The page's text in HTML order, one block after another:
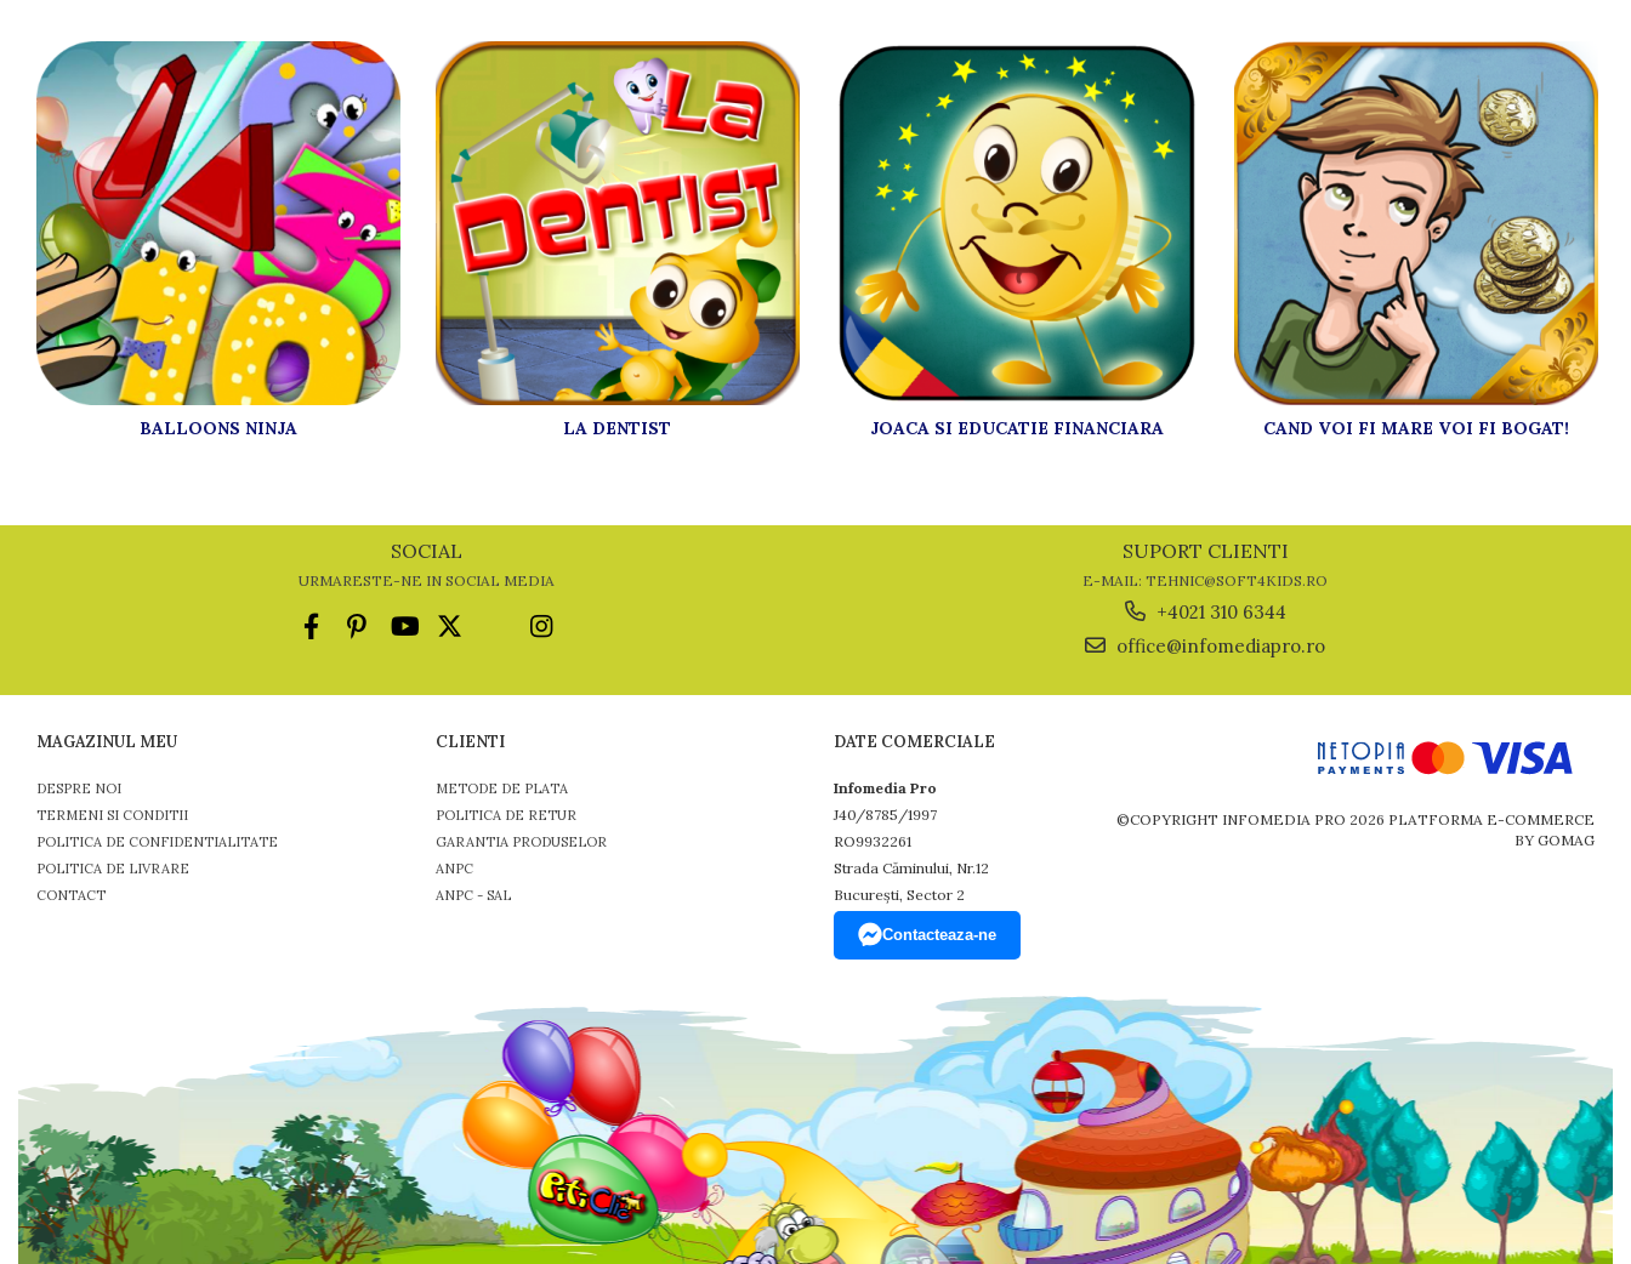
BALLOONS NINJA LA DENTIST JOACA SI EDUCATIE FINANCIARA CAND VOI FI MARE VOI FI BOGAT!
SOCIAL
URMARESTE-NE IN SOCIAL MEDIA
SUPORT CLIENTI
E-MAIL: TEHNIC@SOFT4KIDS.RO
+4021 310 6344
office@infomediapro.ro
MAGAZINUL MEU
DESPRE NOI
TERMENI SI CONDITII
POLITICA DE CONFIDENTIALITATE
POLITICA DE LIVRARE
CONTACT
CLIENTI
METODE DE PLATA
POLITICA DE RETUR
GARANTIA PRODUSELOR
ANPC
ANPC - SAL
DATE COMERCIALE
Infomedia Pro
J40/8785/1997
RO9932261
Strada Căminului, Nr.12
București, Sector 2
Contacteaza-ne
©COPYRIGHT INFOMEDIA PRO 2026 PLATFORMA E-COMMERCE
BY GOMAG